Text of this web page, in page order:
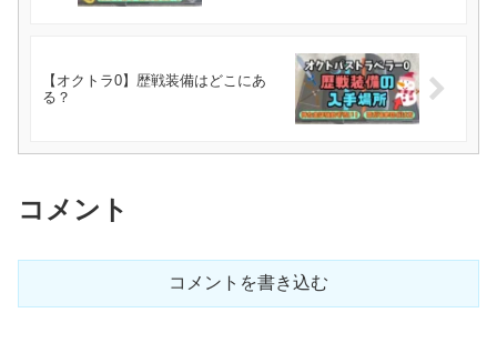
【オクトラ0】歴戦装備はどこにあ
る？
コメント
コメントを書き込む